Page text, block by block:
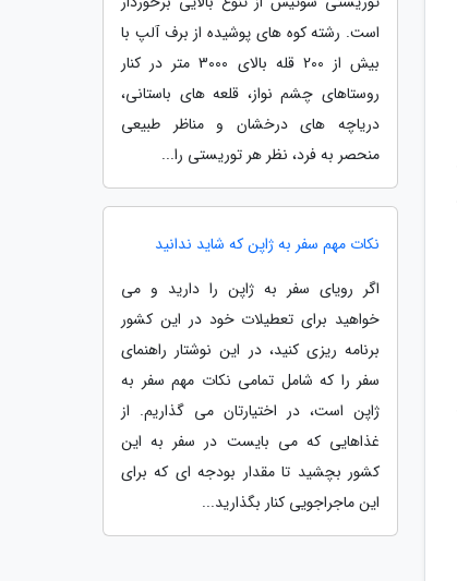
است. رشته کوه های پوشیده از برف آلپ با
بیش از 200 قله بالای 3000 متر در کنار
روستاهای چشم نواز، قلعه های باستانی،
دریاچه های درخشان و مناظر طبیعی
منحصر به فرد، نظر هر توریستی را...
نکات مهم سفر به ژاپن که شاید ندانید
اگر رویای سفر به ژاپن را دارید و می
خواهید برای تعطیلات خود در این کشور
برنامه ریزی کنید، در این نوشتار راهنمای
سفر را که شامل تمامی نکات مهم سفر به
ژاپن است، در اختیارتان می گذاریم. از
غذاهایی که می بایست در سفر به این
کشور بچشید تا مقدار بودجه ای که برای
این ماجراجویی کنار بگذارید...